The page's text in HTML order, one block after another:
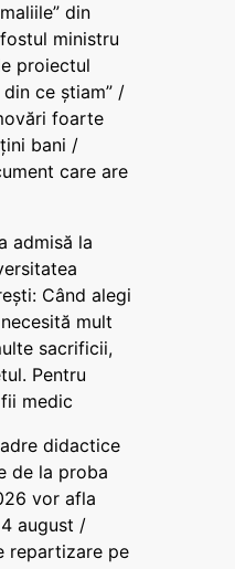
din
ministru
proiectul
ce știam” /
foarte
bani /
care are
admisă la
Când alegi
mult
sacrificii,
Pentru
medic
didactice
de la proba
vor afla
august /
repartizare pe